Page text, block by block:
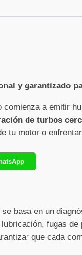
y garantizado
a emitir
de turbos
tu motor o
se basa en un
fugas
que cada